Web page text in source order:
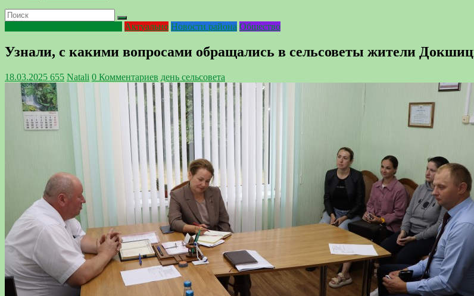
Актуально Новости района Общество
Узнали, с какими вопросами обращались в сельсоветы жители
18.03.2025 655 Natali 0 Комментариев день сельсовета